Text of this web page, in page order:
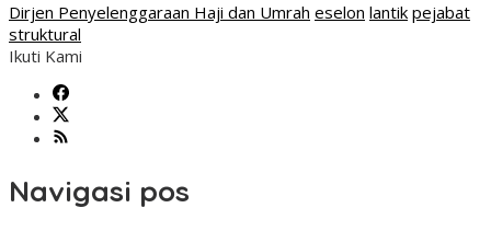
Dirjen Penyelenggaraan Haji dan Umrah eselon lantik pejabat
struktural
Ikuti Kami
Navigasi pos